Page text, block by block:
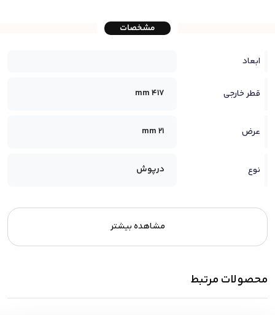
مشخصات
ابعاد
قطر خارجی 417 mm
عرض 21 mm
نوع درپوش
مشاهده بیشتر
محصولات مرتبط